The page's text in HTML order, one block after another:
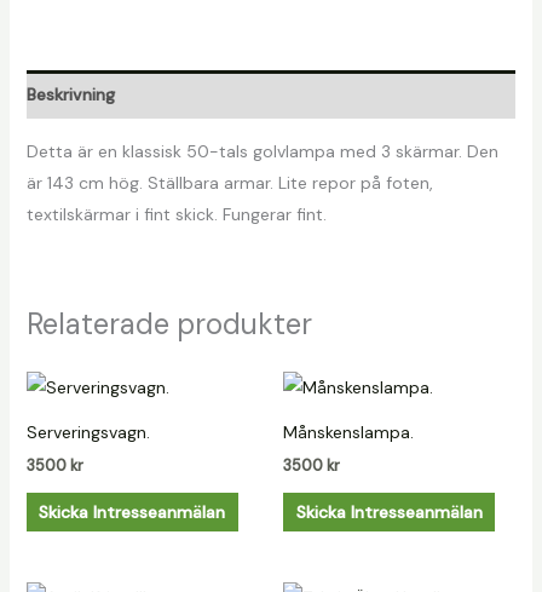
Beskrivning
Detta är en klassisk 50-tals golvlampa med 3 skärmar. Den
är 143 cm hög. Ställbara armar. Lite repor på foten,
textilskärmar i fint skick. Fungerar fint.
Relaterade produkter
Serveringsvagn.
3500kr
Skicka Intresseanmälan
Månskenslampa.
3500kr
Skicka Intresseanmälan